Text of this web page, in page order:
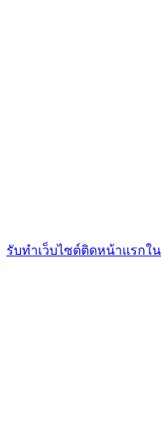
รับทำเว็บไซต์ติดหน้าแรกใ